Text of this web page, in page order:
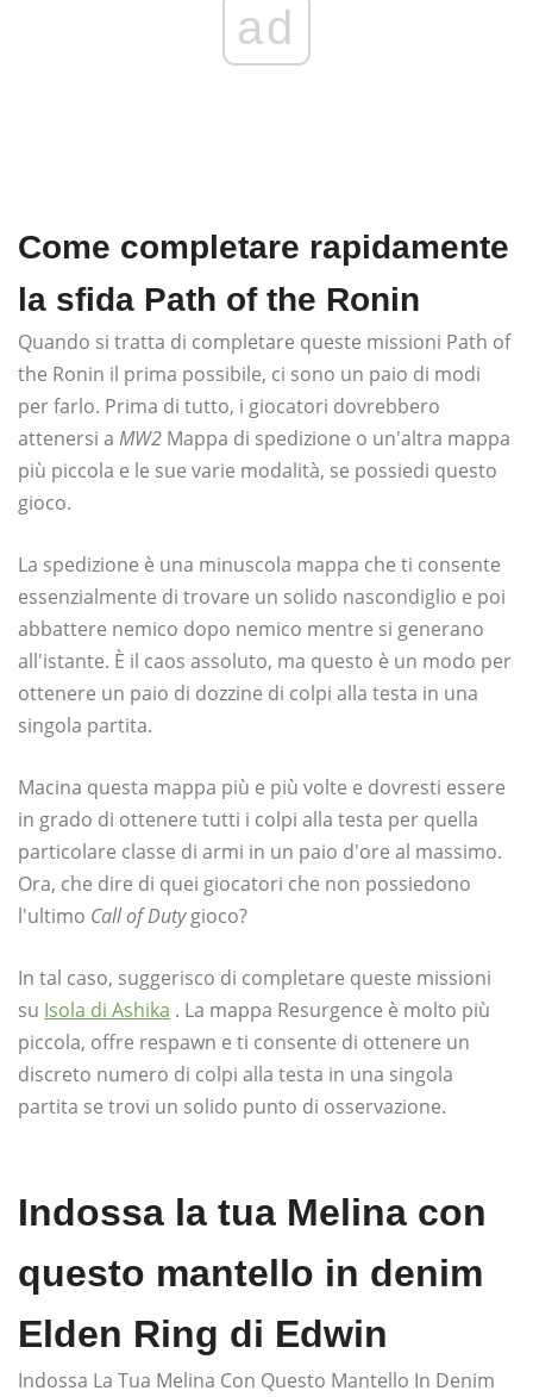
ad
Come completare rapidamente
la sfida Path of the Ronin
Quando si tratta di completare queste missioni Path of
the Ronin il prima possibile, ci sono un paio di modi
per farlo. Prima di tutto, i giocatori dovrebbero
attenersi a MW2 Mappa di spedizione o un'altra mappa
più piccola e le sue varie modalità, se possiedi questo
gioco.
La spedizione è una minuscola mappa che ti consente
essenzialmente di trovare un solido nascondiglio e poi
abbattere nemico dopo nemico mentre si generano
all'istante. È il caos assoluto, ma questo è un modo per
ottenere un paio di dozzine di colpi alla testa in una
singola partita.
Macina questa mappa più e più volte e dovresti essere
in grado di ottenere tutti i colpi alla testa per quella
particolare classe di armi in un paio d'ore al massimo.
Ora, che dire di quei giocatori che non possiedono
l'ultimo Call of Dutygioco?
In tal caso, suggerisco di completare queste missioni
su Isola di Ashika . La mappa Resurgence è molto più
piccola, offre respawn e ti consente di ottenere un
discreto numero di colpi alla testa in una singola
partita se trovi un solido punto di osservazione.
Indossa la tua Melina con
questo mantello in denim
Elden Ring di Edwin
Indossa La Tua Melina Con Questo Mantello In Denim